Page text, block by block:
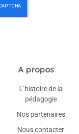
A propos
L’histoire de la
pédagogie
Nos partenaires
Nous contacter